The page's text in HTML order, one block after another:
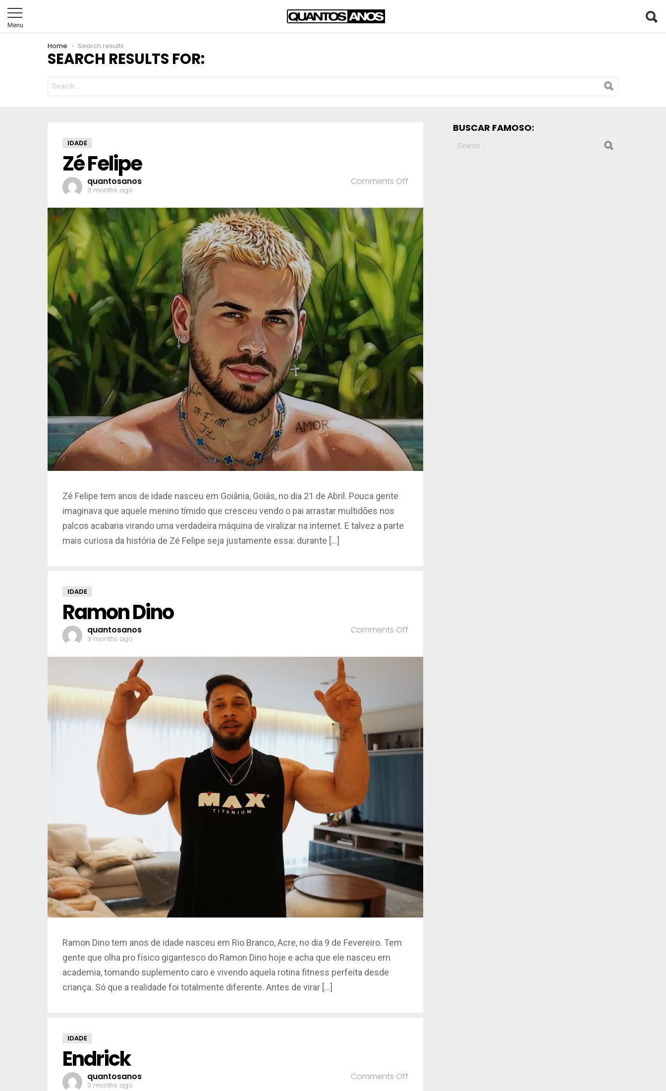
Menu
You are here:
Home Search results
SEARCH RESULTS FOR:
FOR:
IDADE
Zé Felipe
quantosanos
3 months ago
Comments Off
Zé Felipe tem anos de idade nasceu em Goiânia, Goiás, no dia 21 de Abril. Pouca gente
imaginava que aquele menino tímido que cresceu vendo o pai arrastar multidões nos
palcos acabaria virando uma verdadeira máquina de viralizar na internet. E talvez a parte
mais curiosa da história de Zé Felipe seja justamente essa: durante […]
IDADE
Ramon Dino
quantosanos
3 months ago
Comments Off
Ramon Dino tem anos de idade nasceu em Rio Branco, Acre, no dia 9 de Fevereiro. Tem
gente que olha pro físico gigantesco do Ramon Dino hoje e acha que ele nasceu em
academia, tomando suplemento caro e vivendo aquela rotina fitness perfeita desde
criança. Só que a realidade foi totalmente diferente. Antes de virar […]
IDADE
Endrick
quantosanos
3 months ago
Comments Off
BUSCAR FAMOSO:
FOR: